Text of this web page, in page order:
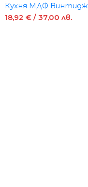
Кухня МДФ Винтидж
18,92 € / 37,00 лв.